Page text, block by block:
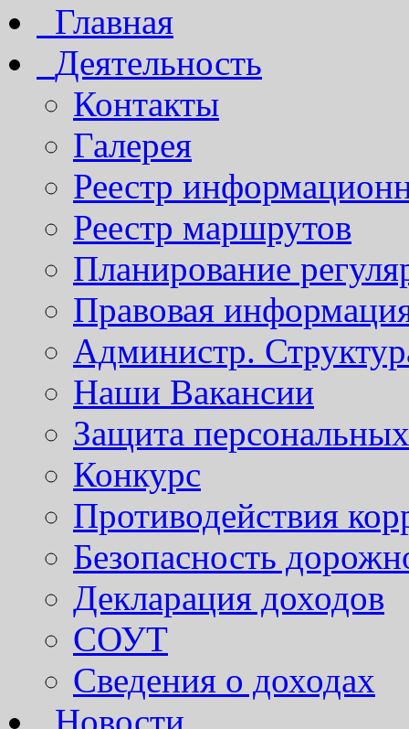
Главная
Деятельность
Контакты
Галерея
Реестр
Реестр маршрутов
Планирование
Правовая
Администр.
Наши Вакансии
Защита
Конкурс
Противодействия
Безопасность
Декларация доходов
СОУТ
Сведения о доходах
Новости